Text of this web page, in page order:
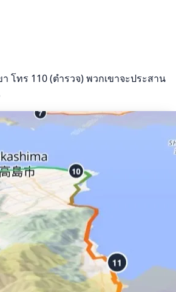
โทร 110 (ตำรวจ) พวกเขาจะประสาน